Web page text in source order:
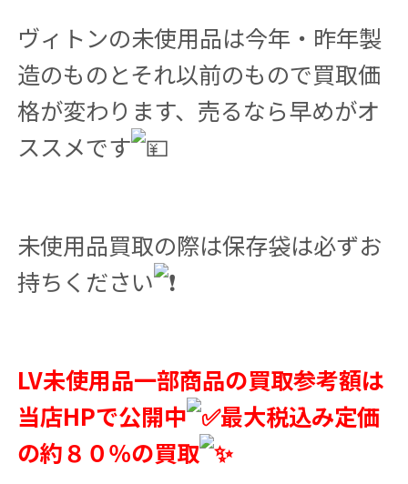
ヴィトンの未使用品は今年・昨年製
造のものとそれ以前のもので買取価
格が変わります、売るなら早めがオ
ススメです
未使用品買取の際は保存袋は必ずお
持ちください
LV未使用品一部商品の買取参考額は
当店HPで公開中
最大税込み定価
の約８０％の買取